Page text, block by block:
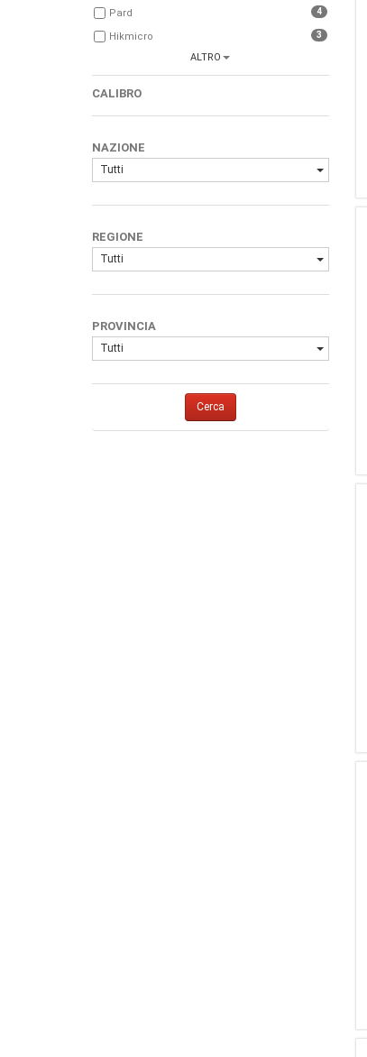
Pard 4
Hikmicro 3
Sightmark
Delta Optical 1
ALTRO
CALIBRO
NAZIONE
Tutti
REGIONE
Tutti
PROVINCIA
Tutti
Cerca